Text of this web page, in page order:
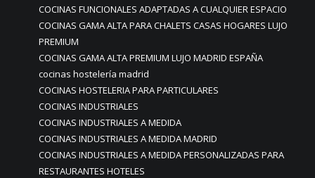
COCINAS FUNCIONALES ADAPTADAS A CUALQUIER ESPACIO
COCINAS GAMA ALTA PARA CHALETS CASAS HOGARES LUJO
PREMIUM
COCINAS GAMA ALTA PREMIUM LUJO MADRID ESPAÑA
cocinas hostelería madrid
COCINAS HOSTELERIA PARA PARTICULARES
COCINAS INDUSTRIALES
COCINAS INDUSTRIALES A MEDIDA
COCINAS INDUSTRIALES A MEDIDA MADRID
COCINAS INDUSTRIALES A MEDIDA PERSONALIZADAS PARA
RESTAURANTES HOTELES